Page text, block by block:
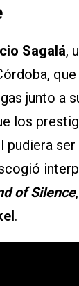
Sagalá,
junto a
los
pudiera
of Silence
.